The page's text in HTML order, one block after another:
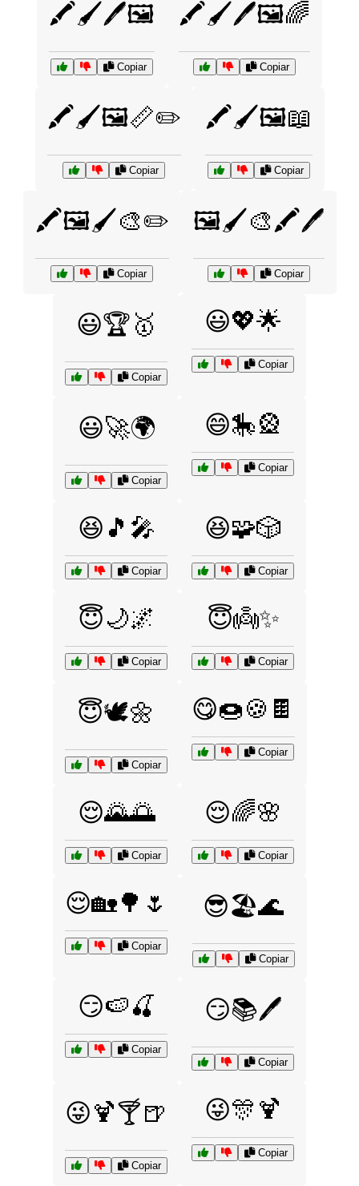
🖍️🖌️🖊️🖼️
Copiar
🖍️🖌️🖊️🖼️🌈
Copiar
🖍️🖌️🖼️📏✏️
Copiar
🖍️🖌️🖼️📖
Copiar
🖍️🖼️🖌️🎨✏️
Copiar
🖼️🖌️🎨🖍️🖊️
Copiar
😃🏆🥇
Copiar
😃💖🌟
Copiar
😃🚀🌍
Copiar
😄🎠🎡
Copiar
😆🎵🎤
Copiar
😆🧩🎲
Copiar
😇🌙🌌
Copiar
😇👼✨
Copiar
😇🕊️🌼
Copiar
😋🍩🍪🍫
Copiar
😌🌄🌅
Copiar
😌🌈🌸
Copiar
😌🏡🌳🌷
Copiar
😎🏖️🌊
Copiar
😏🍉🍒
Copiar
😏📚🖊️
Copiar
😜🍹🍸🍺
Copiar
😜🎊🍹
Copiar